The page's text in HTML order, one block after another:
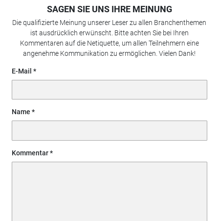
SAGEN SIE UNS IHRE MEINUNG
Die qualifizierte Meinung unserer Leser zu allen Branchenthemen
ist ausdrücklich erwünscht. Bitte achten Sie bei Ihren
Kommentaren auf die Netiquette, um allen Teilnehmern eine
angenehme Kommunikation zu ermöglichen. Vielen Dank!
E-Mail
Name
Kommentar